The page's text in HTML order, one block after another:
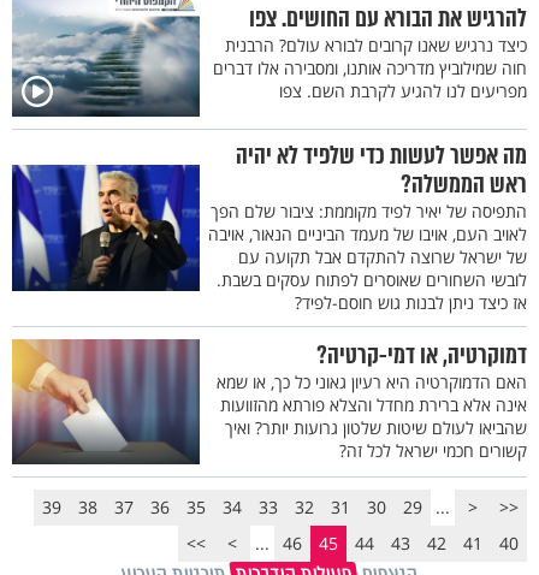
להרגיש את הבורא עם החושים. צפו
כיצד נרגיש שאנו קרובים לבורא עולם? הרבנית
חוה שמילוביץ מדריכה אותנו, ומסבירה אלו דברים
מפריעים לנו להגיע לקרבת השם. צפו
מה אפשר לעשות כדי שלפיד לא יהיה
ראש הממשלה?
התפיסה של יאיר לפיד מקוממת: ציבור שלם הפך
לאויב העם, אויבו של מעמד הביניים הנאור, אויבה
של ישראל שרוצה להתקדם אבל תקועה עם
לובשי השחורים שאוסרים לפתוח עסקים בשבת.
אז כיצד ניתן לבנות גוש חוסם-לפיד?
דמוקרטיה, או דמי-קרטיה?
האם הדמוקרטיה היא רעיון גאוני כל כך, או שמא
אינה אלא ברירת מחדל והצלא פורתא מהזוועות
שהביאו לעולם שיטות שלטון גרועות יותר? ואיך
קשורים חכמי ישראל לכל זה?
<<
<
...
29
30
31
32
33
34
35
36
37
38
39
40
41
42
43
44
45
46
...
>
>>